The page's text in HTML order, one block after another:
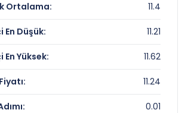
Ortalama: 11.4
En Düşük: 11.21
En Yüksek: 11.62
11.24
0.01